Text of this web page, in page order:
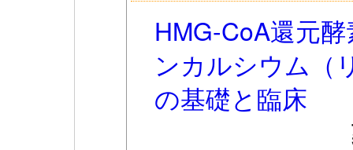
HMG-CoA還元
ンカルシウム（
の基礎と臨床